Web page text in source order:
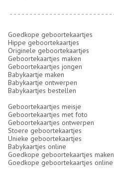
Goedkope geboortekaartjes
Hippe geboortekaartjes
Originele geboortekaartjes
Geboortekaartjes maken
Geboortekaartjes jongen
Babykaartje maken
Babykaartje ontwerpen
Babykaartjes bestellen
Geboortekaartjes meisje
Geboortekaartjes met foto
Geboortekaartjes ontwerpen
Stoere geboortekaartjes
Unieke geboortekaartjes
Babykaartjes online
Goedkope geboortekaartjes maken
Goedkope geboortekaartjes online